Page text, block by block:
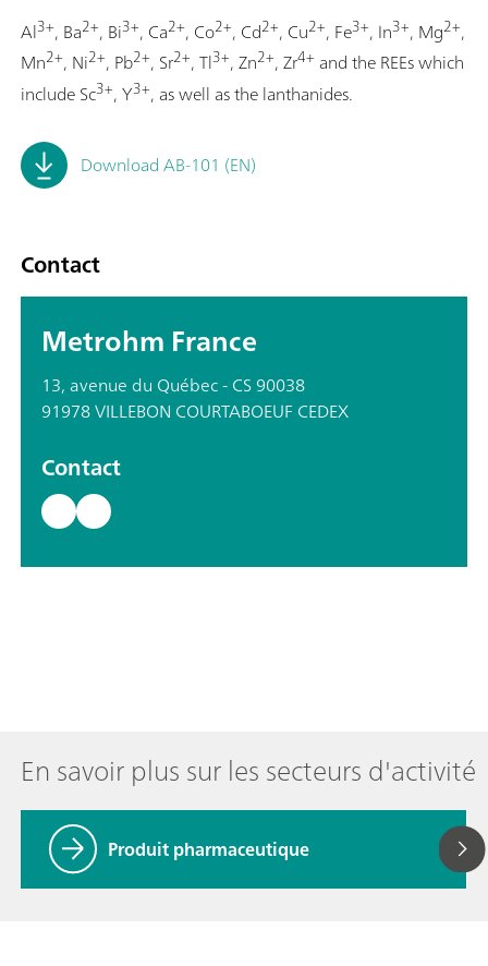
Al3+, Ba2+, Bi3+, Ca2+, Co2+, Cd2+, Cu2+, Fe3+, In3+, Mg2+,
Mn2+, Ni2+, Pb2+, Sr2+, Tl3+, Zn2+, Zr4+ and the REEs which
include Sc3+, Y3+, as well as the lanthanides.
Download AB-101 (EN)
Contact
Metrohm France
13, avenue du Québec - CS 90038
91978 VILLEBON COURTABOEUF CEDEX
Contact
En savoir plus sur les secteurs d'activité
Produit pharmaceutique